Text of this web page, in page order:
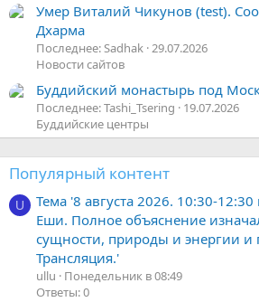
Умер Виталий Чикунов (test).
Дхарма
Последнее: Sadhak 29.07.2026
Новости сайтов
Буддийский монастырь под
Последнее: Tashi_Tsering
19.07.2026
Буддийские центры
Популярный контент
U
Тема '8 августа 2026. 10:30-
Еши. Полное объяснение
сущности, природы и энергии и
Трансляция.'
ullu
Понедельник в 08:49
Ответы: 0